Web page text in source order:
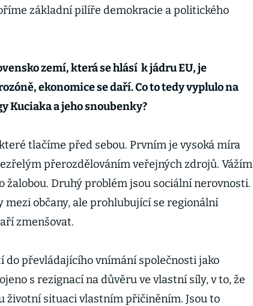
základní pilíře demokracie a politického
zemí, která se hlásí k jádru EU, je
ekonomice se daří. Co to tedy vyplulo na
Kuciaka a jeho snoubenky?
tlačíme před sebou. Prvním je vysoká míra
přerozdělováním veřejných zdrojů. Vážím
žalobou. Druhý problém jsou sociální nerovnosti.
mezi občany, ale prohlubující se regionální
zmenšovat.
do převládajícího vnímání společnosti jako
s rezignací na důvěru ve vlastní síly, v to, že
životní situaci vlastním přičiněním. Jsou to